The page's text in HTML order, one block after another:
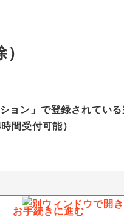
ョン」で登録されてい
間受付可能）
お手続きに進む